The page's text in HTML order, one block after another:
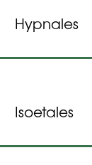
Hypnales
Isoetales